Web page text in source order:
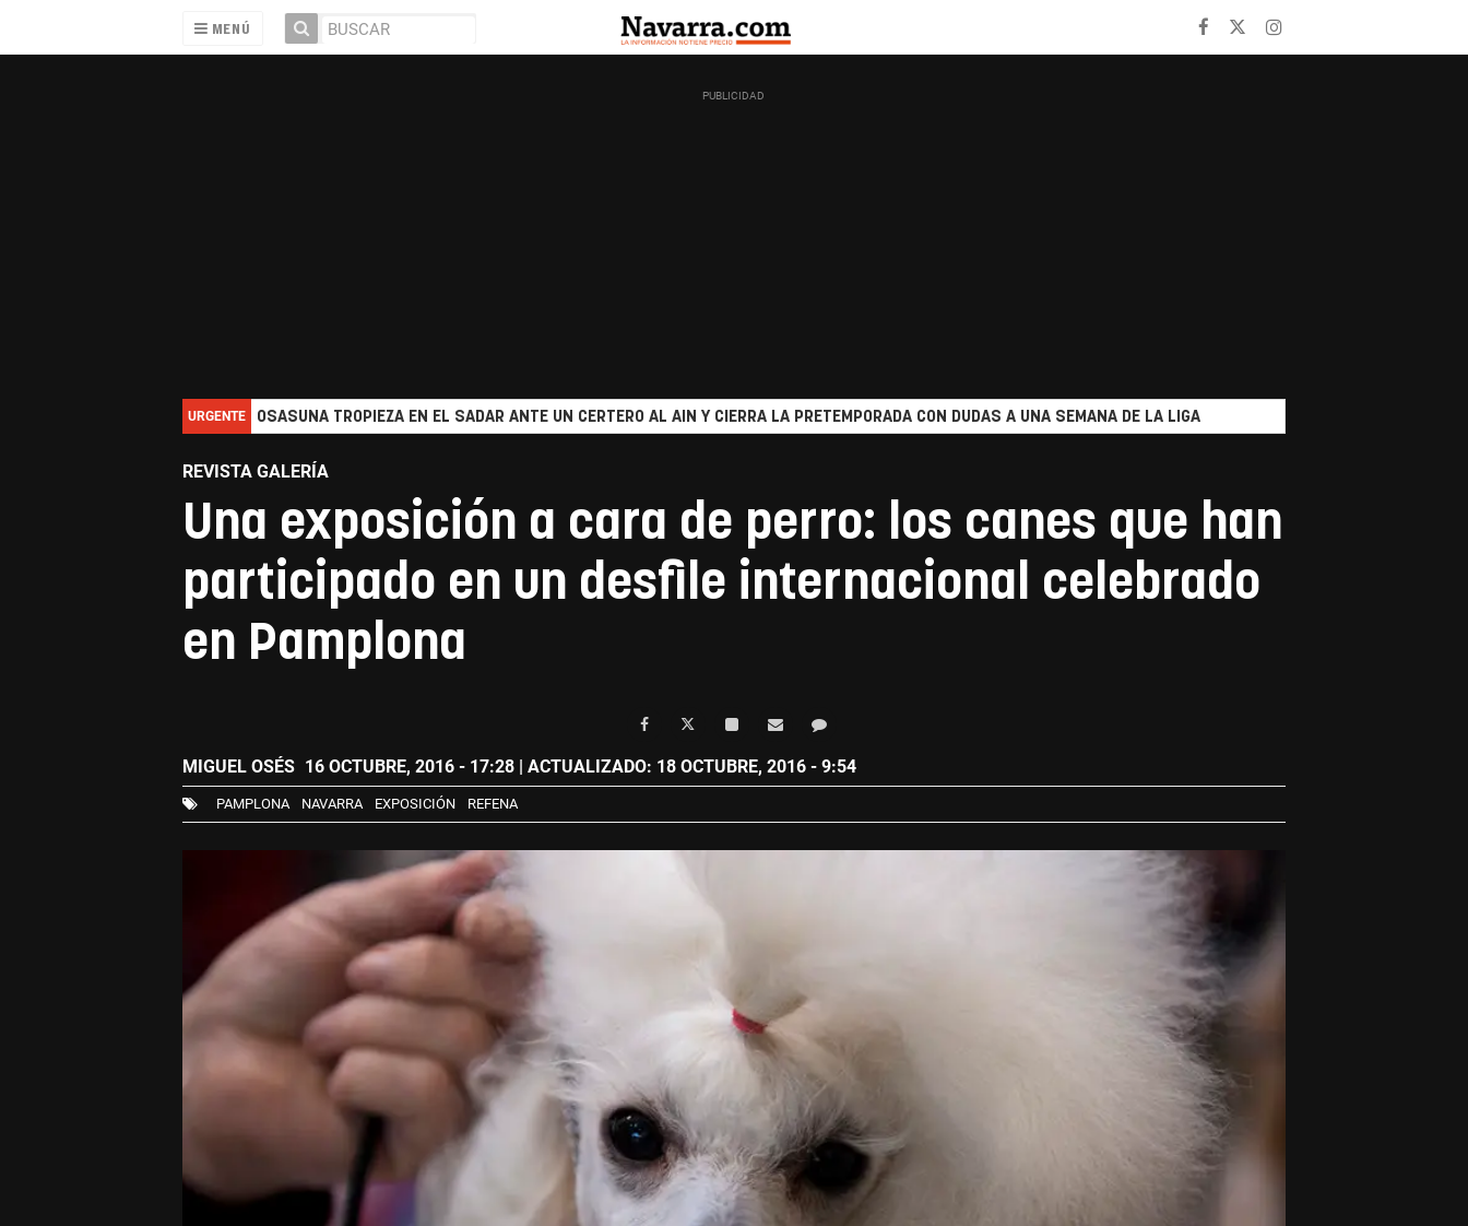
MENÚ
URGENTE OSASUNA TROPIEZA EN EL SADAR ANTE UN CERTERO AL AIN Y CIERRA LA PRETEMPORADA CON DUDAS A UNA SEMANA DE LA LIGA
REVISTA GALERÍA
Una exposición a cara de perro: los canes que han
participado en un desfile internacional celebrado
en Pamplona
MIGUEL OSÉS 16 OCTUBRE, 2016 - 17:28| ACTUALIZADO: 18 OCTUBRE, 2016 - 9:54
PAMPLONA NAVARRA EXPOSICIÓN REFENA